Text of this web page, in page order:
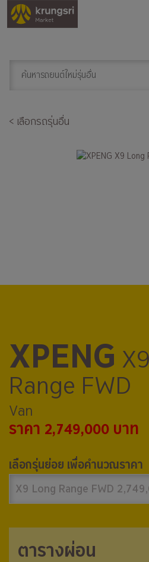
< เลือกรถรุ่นอื่น
XPENG
Range FWD
Van
ราคา 2,749,000 บาท
เลือกรุ่นย่อย เพื่อคำนวณราคา
X9 Long Range FWD
ตารางผ่อน
ตารางผ่อน